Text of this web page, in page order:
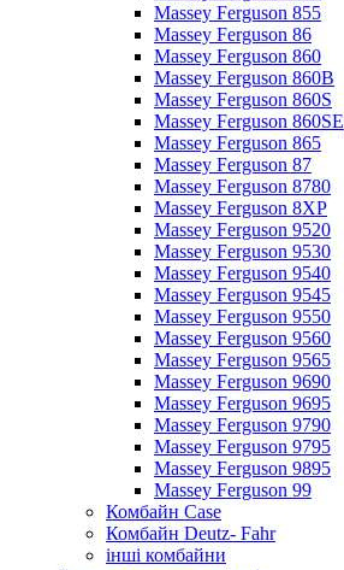
Massey Ferguson 855
Massey Ferguson 86
Massey Ferguson 860
Massey Ferguson 860B
Massey Ferguson 860S
Massey Ferguson 860SE
Massey Ferguson 865
Massey Ferguson 87
Massey Ferguson 8780
Massey Ferguson 8XP
Massey Ferguson 9520
Massey Ferguson 9530
Massey Ferguson 9540
Massey Ferguson 9545
Massey Ferguson 9550
Massey Ferguson 9560
Massey Ferguson 9565
Massey Ferguson 9690
Massey Ferguson 9695
Massey Ferguson 9790
Massey Ferguson 9795
Massey Ferguson 9895
Massey Ferguson 99
Комбайн Case
Комбайн Deutz- Fahr
інші комбайни